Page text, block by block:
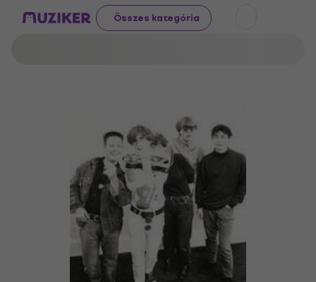
Összes kategória